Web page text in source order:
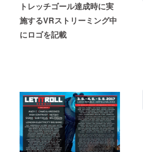
トレッチゴール達成時に実
施するVRストリーミング中
にロゴを記載